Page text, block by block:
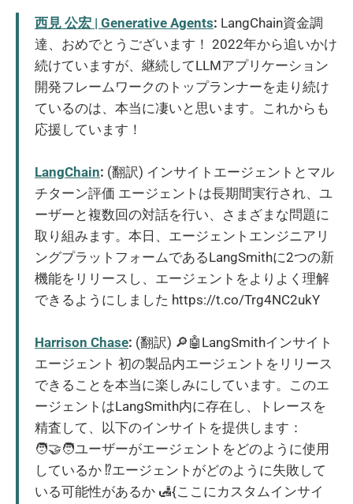
西見 公宏 | Generative Agents: LangChain資金調
達、おめでとうございます！ 2022年から追いかけ
続けていますが、継続してLLMアプリケーション
開発フレームワークのトップランナーを走り続け
ているのは、本当に凄いと思います。これからも
応援しています！
LangChain: (翻訳) インサイトエージェントとマル
チターン評価 エージェントは長期間実行され、ユ
ーザーと複数回の対話を行い、さまざまな問題に
取り組みます。本日、エージェントエンジニアリ
ングプラットフォームであるLangSmithに2つの新
機能をリリースし、エージェントをよりよく理解
できるようにしました https://t.co/Trg4NC2ukY
Harrison Chase: (翻訳) 🔎🤖LangSmithインサイト
エージェント 初の製品内エージェントをリリース
できることを本当に楽しみにしています。このエ
ージェントはLangSmith内に存在し、トレースを
精査して、以下のインサイトを提供します：
🧑‍🤝‍🧑ユーザーがエージェントをどのように使用
しているか ⁉️エージェントがどのように失敗して
いる可能性があるか 🛃{ここにカスタムインサイ